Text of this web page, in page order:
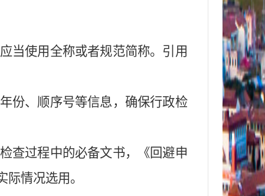
当使用全称或者规范简称。引用
份、顺序号等信息，确保行政检
查过程中的必备文书，《回避申
际情况选用。